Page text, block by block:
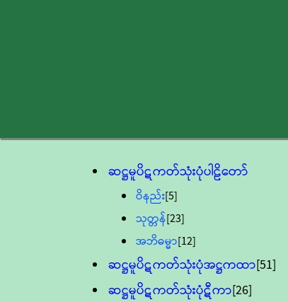
ဆဋ္ဌမူပိဋကတ်သုံးပုံပါဠိတော်
ဝိနည်း[5]
သုတ္တန်[23]
အဘိဓမ္မာ[12]
ဆဋ္ဌမူပိဋကတ်သုံးပုံအဋ္ဌကထာ[51]
ဆဋ္ဌမူပိဋကတ်သုံးပုံဋီကာ[26]